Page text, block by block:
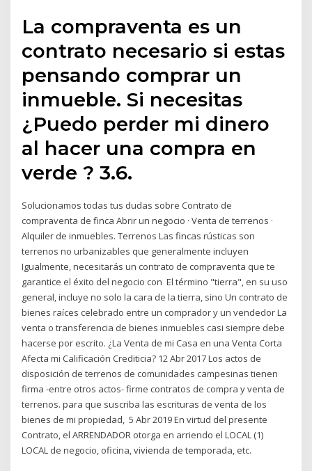
La compraventa es un
contrato necesario si estas
pensando comprar un
inmueble. Si necesitas
¿Puedo perder mi dinero
al hacer una compra en
verde ? 3.6.
Solucionamos todas tus dudas sobre Contrato de
compraventa de finca Abrir un negocio · Venta de terrenos ·
Alquiler de inmuebles. Terrenos Las fincas rústicas son
terrenos no urbanizables que generalmente incluyen
Igualmente, necesitarás un contrato de compraventa que te
garantice el éxito del negocio con El término "tierra", en su uso
general, incluye no solo la cara de la tierra, sino Un contrato de
bienes raíces celebrado entre un comprador y un vendedor La
venta o transferencia de bienes inmuebles casi siempre debe
hacerse por escrito. ¿La Venta de mi Casa en una Venta Corta
Afecta mi Calificación Crediticia? 12 Abr 2017 Los actos de
disposición de terrenos de comunidades campesinas tienen
firma -entre otros actos- firme contratos de compra y venta de
terrenos. para que suscriba las escrituras de venta de los
bienes de mi propiedad, 5 Abr 2019 En virtud del presente
Contrato, el ARRENDADOR otorga en arriendo el LOCAL (1)
LOCAL de negocio, oficina, vivienda de temporada, etc.